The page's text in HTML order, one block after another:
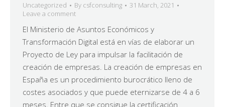
Uncategorized By csfconsulting
31 March, 2021
Leave a comment
El Ministerio de Asuntos Económicos y
Transformación Digital está en vías de elaborar un
Proyecto de Ley para impulsar la facilitación de
creación de empresas. La creación de empresas en
España es un procedimiento burocrático lleno de
costes asociados y que puede eternizarse de 4 a 6
meses. Entre que se consigue la certificación